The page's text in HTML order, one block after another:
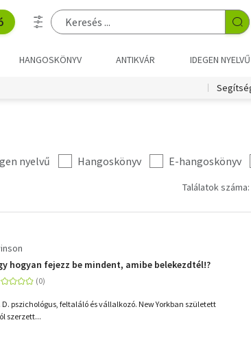
HANGOSKÖNYV ANTIKVÁR IDEGEN NYELVŰ
nyelvű Hangoskönyv E-hangoskönyv
Találatok
hogyan fejezz be mindent, amibe belekezdtél!?
D. pszichológus, feltaláló és vállalkozó. New Yorkban született
szerzett...